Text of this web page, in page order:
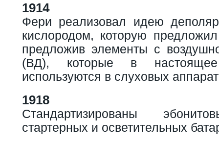
1914
Фери реализовал идею
кислородом, которую
предложив элементы с
(ВД), которые в
используются в слуховых
1918
Стандартизированы
стартерных и осветительных